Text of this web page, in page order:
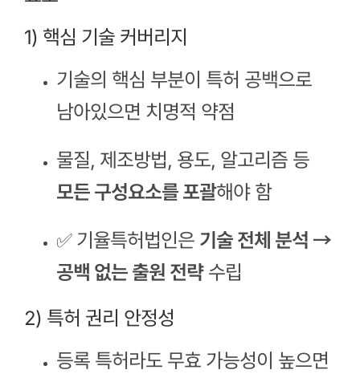
1) 핵심 기술 커버리지
기술의 핵심 부분이 특허 공백으로
남아있으면 치명적 약점
물질, 제조방법, 용도, 알고리즘 등
모든 구성요소를 포괄해야 함
✅ 기율특허법인은 기술 전체 분석 →
공백 없는 출원 전략수립
2) 특허 권리 안정성
등록 특허라도 무효 가능성이 높으면